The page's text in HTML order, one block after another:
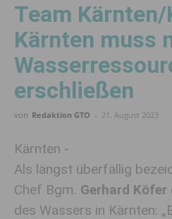
Team
Kärnten muss
erschließen
von Redaktion GTO - 21. August 2023
Kärnten -
Als längst überfällig
Chef Bgm. Gerhard Köfer
des Wassers in Kärnten: